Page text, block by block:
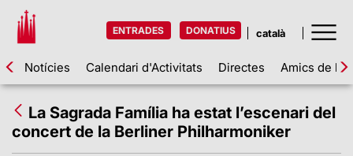
ENTRADES DONATIUS
Notícies Calendari d'Activitats Directes Amics de la
La Sagrada Família ha estat l’escenari del
concert de la Berliner Philharmoniker